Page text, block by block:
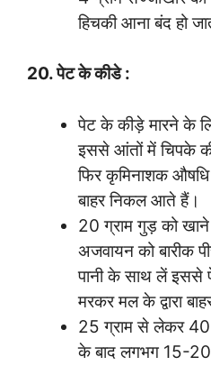
हिचकी आना बंद हो
20. पेट के कीडे :
पेट के कीड़े मारने के
इससे आंतों में चिपके
फिर कृमिनाशक
बाहर निकल आते हैं।
20 ग्राम गुड़ को खाने
अजवायन को बारीक
पानी के साथ लें इससे
मरकर मल के द्वारा
25 ग्राम से लेकर 40
के बाद लगभग 15-20